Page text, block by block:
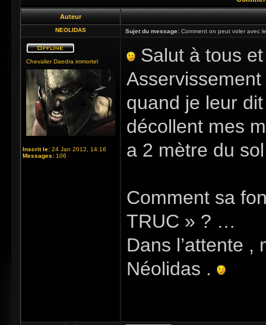
Auteur
NEOLIDAS Sujet du message: Comment on peut voler avec
Chevalier Daedra immortel
Inscrit le: 24 Jan 2012, 14:16
Messages: 106
Salut à tous
quand je leur
décollent mes
a 2 mètre du
Comment sa
TRUC » ? …
Dans l’attente ,
Néolidas .